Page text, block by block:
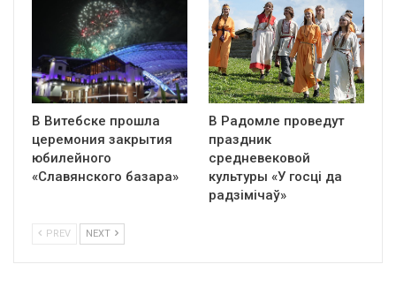
В Витебске прошла
церемония закрытия
юбилейного
«Славянского базара»
В Радомле проведут
праздник
средневековой
культуры «У госці да
радзімічаў»
PREV NEXT